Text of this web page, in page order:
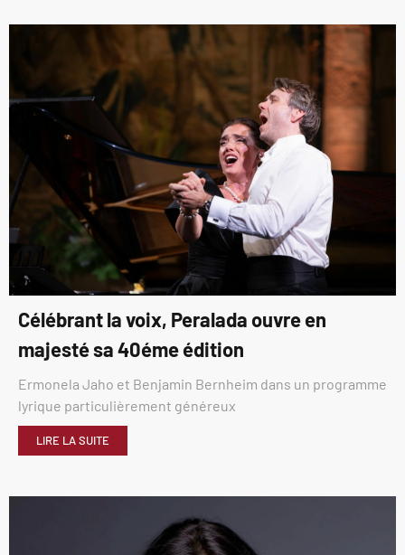
Célébrant la voix, Peralada ouvre en
majesté sa 40éme édition
Ermonela Jaho et Benjamin Bernheim dans un programme
lyrique particulièrement généreux
LIRE LA SUITE